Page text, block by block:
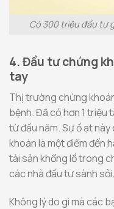
Có 300 triệu đầu tư
4. Đầu tư chứng
tay
Thị trường chứng
bệnh. Đã có hơn 1 triệu
từ đầu năm. Sự ồ ạt
khoán là một điểm đến
tài sản khổng lồ trong
các nhà đầu tư sành sỏi.
Không lý do gì mà các